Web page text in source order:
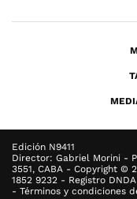
Edición N9411
Director: Gabriel Morini -
3551, CABA - Copyright ©
1852 9232 - Registro
- Términos y condiciones